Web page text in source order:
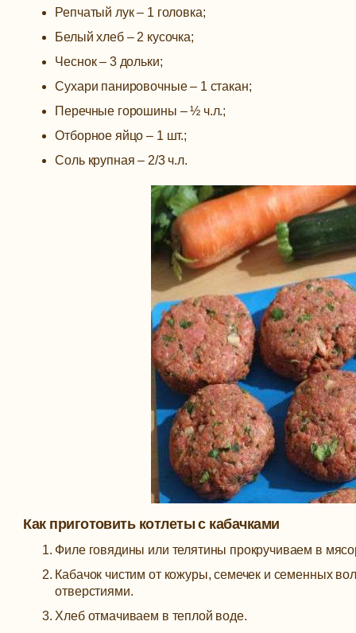
Репчатый лук – 1 головка;
Белый хлеб – 2 кусочка;
Чеснок – 3 дольки;
Сухари панировочные – 1 стакан;
Перечные горошины – ½ ч.л.;
Отборное яйцо – 1 шт.;
Соль крупная – 2/3 ч.л.
Как приготовить котлеты с кабачками
Филе говядины или телятины прокручиваем в
Кабачок чистим от кожуры, семечек и семенных
отверстиями.
Хлеб отмачиваем в теплой воде.